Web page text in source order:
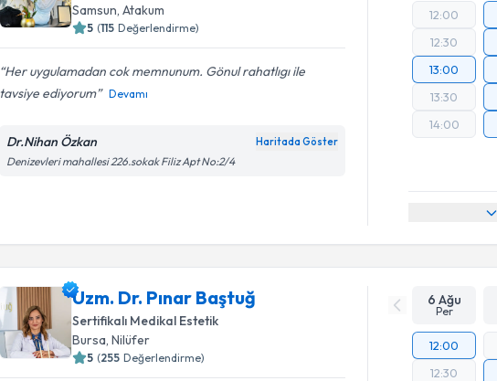
Samsun, Atakum
5 (115 Değerlendirme)
Her uygulamadan cok memnunum. Gönul rahatlıgı ile
tavsiye ediyorum
Devamı
Dr.Nihan Özkan Haritada Göster
Denizevleri mahallesi 226.sokak Filiz Apt No:2/4
12:00
12:30
13:00
13:30
14:00
Uzm. Dr. Pınar Baştuğ
Sertifikalı Medikal Estetik
Bursa , Nilüfer
5 (255 Değerlendirme)
6 Ağu
Per
12:00
12:30